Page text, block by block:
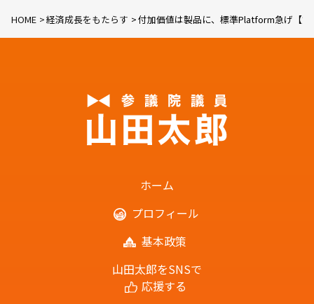
HOME 経済成長をもたらす 付加価値は製品に、標準Platform急げ【
ホーム
プロフィール
基本政策
山田太郎をSNSで
応援する